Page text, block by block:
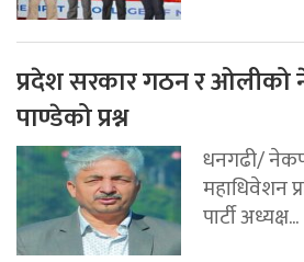
प्रदेश सरकार गठन र ओलीको
पाण्डेको प्रश्न
धनगढी/
महाधिवेशन
पार्टी अध्यक्ष...